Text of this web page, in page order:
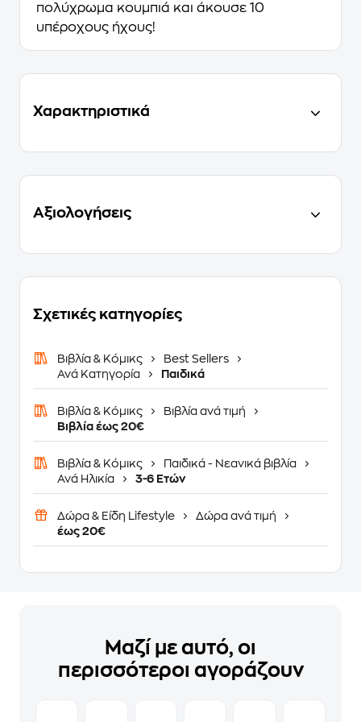
πολύχρωμα κουμπιά και άκουσε 10
υπέροχους ήχους!
Χαρακτηριστικά
Αξιολογήσεις
Σχετικές κατηγορίες
Βιβλία & Κόμικς
Best Sellers
Ανά Κατηγορία
Παιδικά
Βιβλία & Κόμικς
Βιβλία ανά τιμή
Βιβλία έως 20€
Βιβλία & Κόμικς
Παιδικά - Νεανικά βιβλία
Ανά Ηλικία
3-6 Ετών
Δώρα & Είδη Lifestyle
Δώρα ανά τιμή
έως 20€
Μαζί με αυτό, οι
περισσότεροι αγοράζουν